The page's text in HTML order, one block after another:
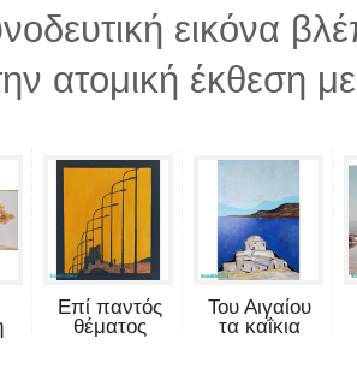
εικόνα
ατομική έκθεση
Επί παντός
θέματος
Του Αιγαίου
τα καΐκια